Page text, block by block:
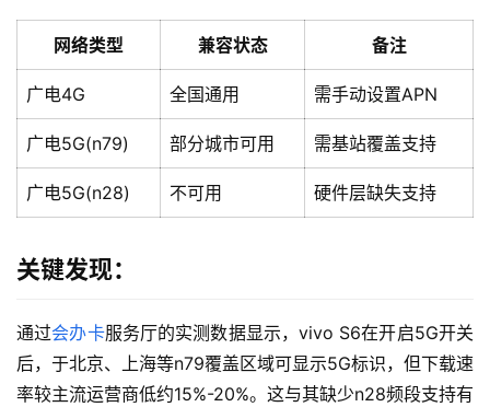
网络类型 兼容状态 备注
广电4G 全国通用 需手动设置APN
广电5G(n79) 部分城市可用 需基站覆盖支持
广电5G(n28) 不可用 硬件层缺失支持
关键发现：
通过会办卡服务厅的实测数据显示，vivo S6在开启5G开关
后，于北京、上海等n79覆盖区域可显示5G标识，但下载速
率较主流运营商低约15%-20%。这与其缺少n28频段支持有